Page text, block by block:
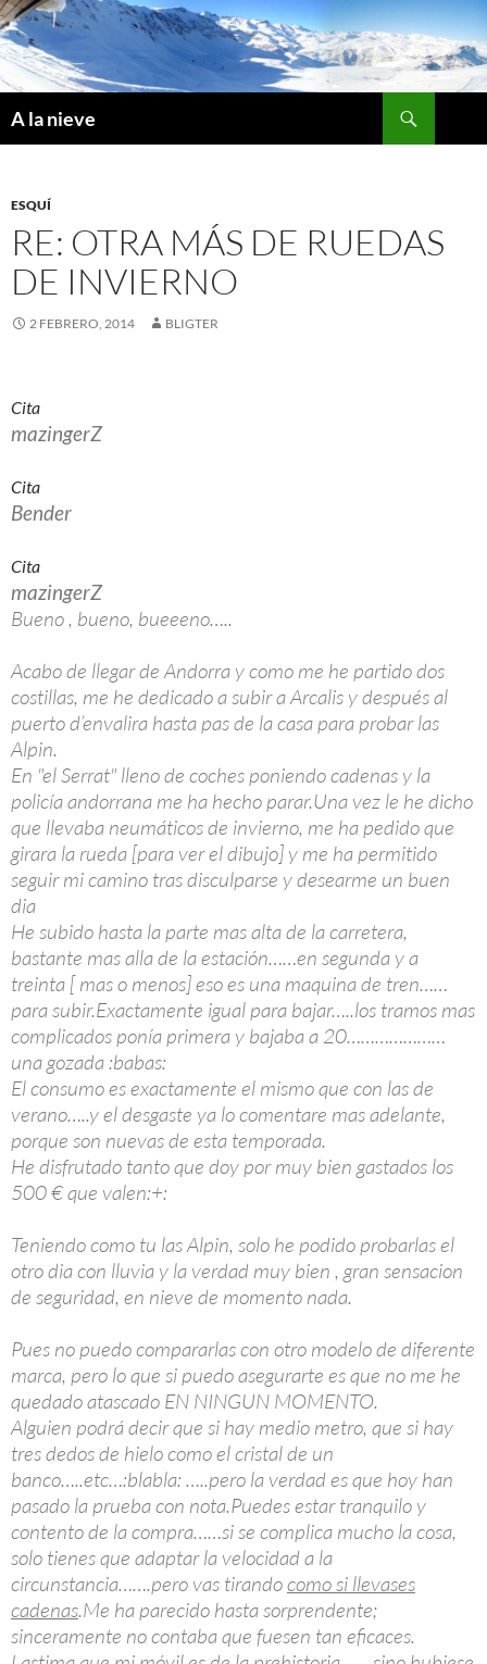
Saltar
al
contenido
A la nieve
ESQUÍ
RE: OTRA MÁS DE RUEDAS
DE INVIERNO
2 FEBRERO, 2014 BLIGTER
Cita
mazingerZ
Cita
Bender
Cita
mazingerZ
Bueno , bueno, bueeeno…..
Acabo de llegar de Andorra y como me he partido dos
costillas, me he dedicado a subir a Arcalis y después al
puerto d’envalira hasta pas de la casa para probar las
Alpin.
En "el Serrat" lleno de coches poniendo cadenas y la
policía andorrana me ha hecho parar.Una vez le he dicho
que llevaba neumáticos de invierno, me ha pedido que
girara la rueda [para ver el dibujo] y me ha permitido
seguir mi camino tras disculparse y desearme un buen
dia
He subido hasta la parte mas alta de la carretera,
bastante mas alla de la estación……en segunda y a
treinta [ mas o menos] eso es una maquina de tren……
para subir.Exactamente igual para bajar…..los tramos mas
complicados ponía primera y bajaba a 20…………………
una gozada :babas:
El consumo es exactamente el mismo que con las de
verano…..y el desgaste ya lo comentare mas adelante,
porque son nuevas de esta temporada.
He disfrutado tanto que doy por muy bien gastados los
500 € que valen:+:
Teniendo como tu las Alpin, solo he podido probarlas el
otro dia con lluvia y la verdad muy bien , gran sensacion
de seguridad, en nieve de momento nada.
Pues no puedo compararlas con otro modelo de diferente
marca, pero lo que si puedo asegurarte es que no me he
quedado atascado EN NINGUN MOMENTO.
Alguien podrá decir que si hay medio metro, que si hay
tres dedos de hielo como el cristal de un
banco…..etc…:blabla: …..pero la verdad es que hoy han
pasado la prueba con nota.Puedes estar tranquilo y
contento de la compra……si se complica mucho la cosa,
solo tienes que adaptar la velocidad a la
circunstancia…….pero vas tirandocomo si llevases
cadenas.Me ha parecido hasta sorprendente;
sinceramente no contaba que fuesen tan eficaces.